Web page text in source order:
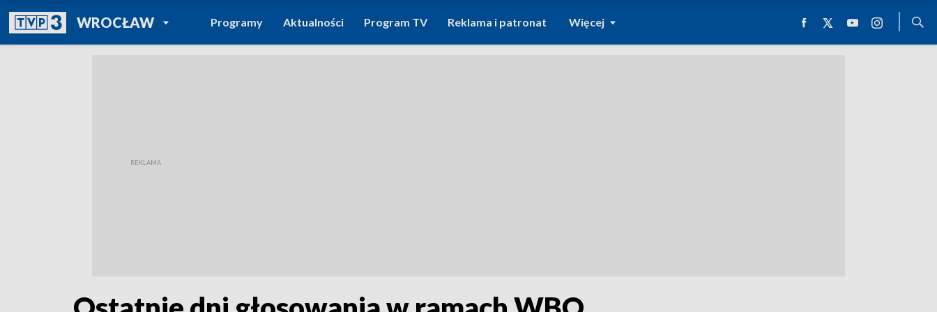
WROCŁAWPOWRÓT DO
TVP REGIONY
Programy Aktualności Program TV Reklama i patronat Więcej